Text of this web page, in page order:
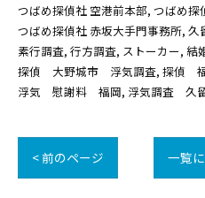
つばめ探偵社 空港前本部 つばめ探
つばめ探偵社 赤坂大手門事務所 久
素行調査 行方調査 ストーカー 結
探偵 大野城市 浮気調査 探偵
浮気 慰謝料 福岡 浮気調査 久
< 前のページ 一覧